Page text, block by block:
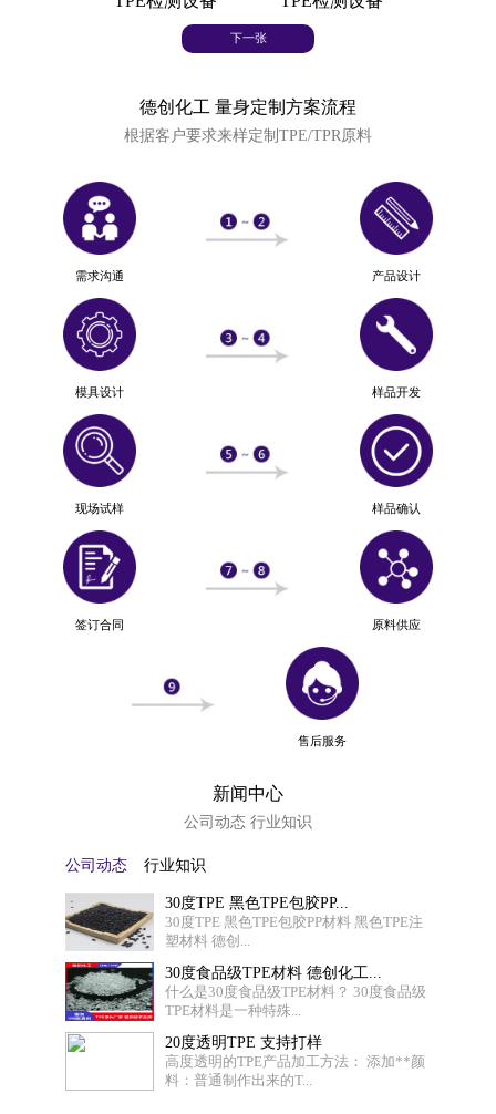
下一张
德创化工 量身定制方案流程
根据客户要求来样定制TPE/TPR原料
需求沟通 产品设计
模具设计 样品开发
现场试样 样品确认
签订合同 原料供应
售后服务
新闻中心
公司动态 行业知识
公司动态 行业知识
30度TPE 黑色TPE包胶PP...
30度TPE 黑色TPE包胶PP材料 黑色TPE注
塑材料 德创...
30度食品级TPE材料 德创化工...
什么是30度食品级TPE材料？ 30度食品级
TPE材料是一种特殊...
20度透明TPE 支持打样
高度透明的TPE产品加工方法： 添加**颜
料：普通制作出来的T...